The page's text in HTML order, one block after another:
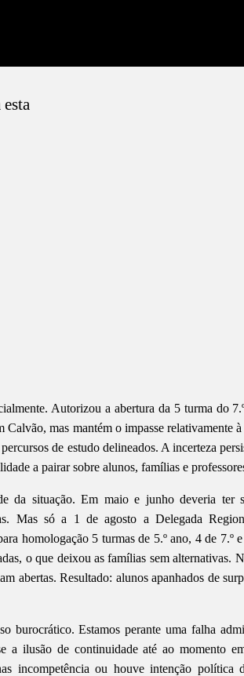
Autorizou a abertura da 5 turma do
Calvão, mas mantém o impasse relativamente à
de estudo delineados. A incerteza
a pairar sobre alunos, famílias e
da situação. Em maio e junho deveria ter
Mas só a 1 de agosto a Delegada
homologação 5 turmas de 5.º ano, 4 de 7.º
o que deixou as famílias sem alternativas.
abertas. Resultado: alunos apanhados de
burocrático. Estamos perante uma falha
a ilusão de continuidade até ao momento
incompetência ou houve intenção política